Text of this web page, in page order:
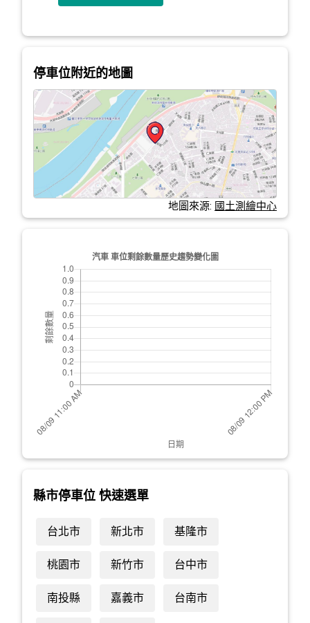
停車位附近的地圖
地圖來源: 國土測繪中心
縣市停車位 快速選單
台北市 新北市 基隆市
桃園市 新竹市 台中市
南投縣 嘉義市 台南市